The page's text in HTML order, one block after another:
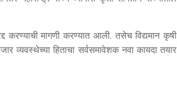
करण्याची मागणी करण्यात आली. तसेच विद्यमान कृषी
व्यवस्थेच्या हिताचा सर्वसमावेशक नवा कायदा तयार